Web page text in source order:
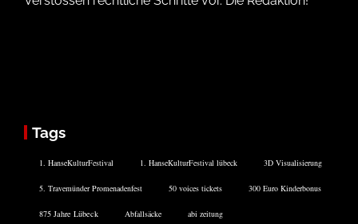
Tags
1. HanseKulturFestival 1. HanseKulturFestival lübeck 3D Visualisierung
5. Travemünder Promenadenfest 50 voices tickets 300 Euro Kinderbonus
875 Jahre Lübeck Abfallsäcke abi zeitung